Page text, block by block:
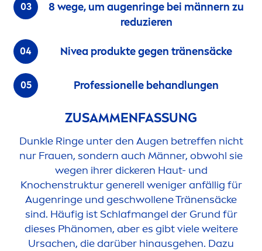
8 wege, um augenringe bei männern zu
reduzieren
Nivea produkte gegen tränensäcke
Professionelle behandlungen
ZUSAMMENFASSUNG
Dunkle Ringe unter den Augen betreffen nicht
nur Frauen, sondern auch Männer, obwohl sie
wegen ihrer dickeren Haut- und
Knochenstruktur generell weniger anfällig für
Augenringe und geschwollene Tränensäcke
sind. Häufig ist Schlafmangel der Grund für
dieses Phänomen, aber es gibt viele weitere
Ursachen, die darüber hinausgehen. Dazu